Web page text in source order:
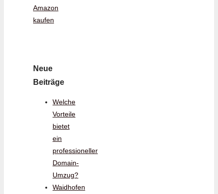
Amazon
kaufen
Neue
Beiträge
Welche
Vorteile
bietet
ein
professioneller
Domain-
Umzug?
Waidhofen